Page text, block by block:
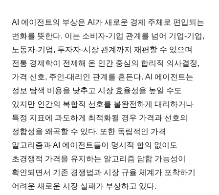
AI 에이전트의 부상은 AI가 새로운 경제 주체로 편입되는
변화를 뜻한다. 이는 소비자-기업 관계를 넘어 기업-기업,
노동자-기업, 투자자-시장 관계까지 재편할 수 있으며
전통 경제학이 전제해 온 인간 중심의 합리적 의사결정,
가격 신호, 주인-대리인 관계를 흔든다. AI 에이전트는
정보 탐색 비용을 낮추고 시장 효율성을 높일 수도
있지만 인간의 복합적 선호를 불완전하게 대리하거나
특정 지표에 과도하게 최적화될 경우 가격과 선호의
정합성을 왜곡할 수 있다. 또한 독립적인 가격
알고리즘과 AI 에이전트들이 명시적 합의 없이도
초경쟁적 가격을 유지하는 알고리즘 담합 가능성이
확인되면서 기존 경쟁법과 시장 규율 체계가 포착하기
어려운 새로운 시장 실패가 부상하고 있다.